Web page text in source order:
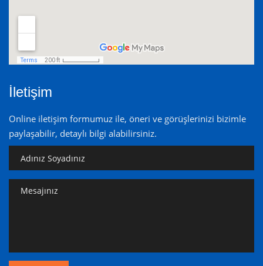
İletişim
Online iletişim formumuz ile, öneri ve görüşlerinizi bizimle
paylaşabilir, detaylı bilgi alabilirsiniz.